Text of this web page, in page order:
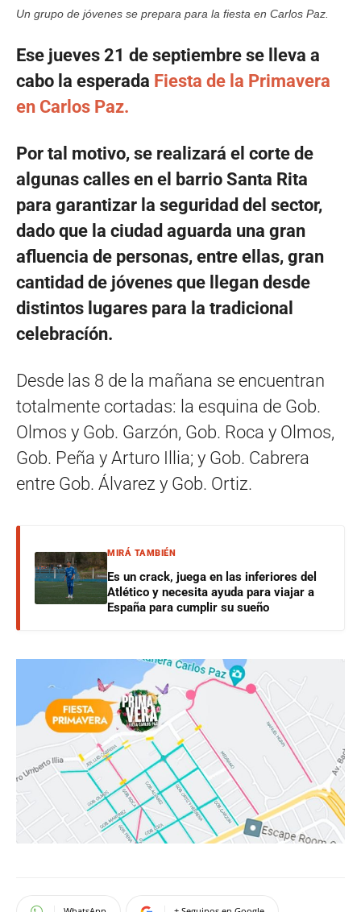
Un grupo de jóvenes se prepara para la fiesta en Carlos Paz.
Ese jueves 21 de septiembre se lleva a
cabo la esperada Fiesta de la Primavera
en Carlos Paz.
Por tal motivo, se realizará el corte de
algunas calles en el barrio Santa Rita
para garantizar la seguridad del sector,
dado que la ciudad aguarda una gran
afluencia de personas, entre ellas, gran
cantidad de jóvenes que llegan desde
distintos lugares para la tradicional
celebracíón.
Desde las 8 de la mañana se encuentran
totalmente cortadas: la esquina de Gob.
Olmos y Gob. Garzón, Gob. Roca y Olmos,
Gob. Peña y Arturo Illia; y Gob. Cabrera
entre Gob. Álvarez y Gob. Ortiz.
MIRÁ TAMBIÉN
Es un crack, juega en las inferiores del
Atlético y necesita ayuda para viajar a
España para cumplir su sueño